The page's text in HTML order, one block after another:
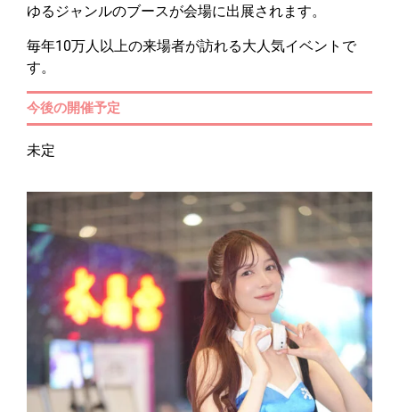
ゆるジャンルのブースが会場に出展されます。
毎年10万人以上の来場者が訪れる大人気イベントで
す。
今後の開催予定
未定